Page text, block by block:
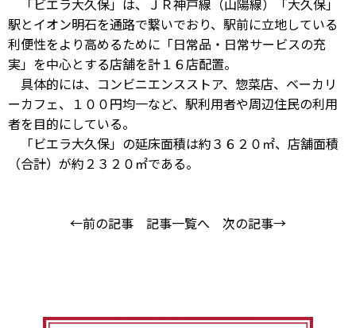
「ビエラ大久保」は、ＪＲ神戸線（山陽線）「大久保」
駅とイオン明石を通路で繋いでおり、駅前に立地している
利便性をより高めるために「日常品・日常サービスの充
実」を中心とする店舗を計１６店配置。
具体的には、コンビニエンスストア、惣菜店、ベーカリ
ーカフェ、１００円均一など、駅利用者や周辺住民の利用
者を目的にしている。
「ビエラ大久保」の延床面積は約３６２０㎡、店舗面積
（合計）が約２３２０㎡である。
←前の記事 記事一覧へ 次の記事→